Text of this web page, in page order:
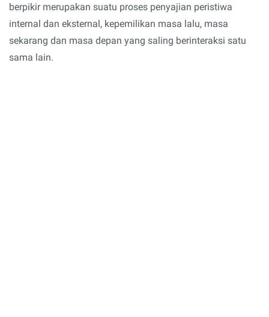
berpikir merupakan suatu proses penyajian peristiwa
internal dan eksternal, kepemilikan masa lalu, masa
sekarang dan masa depan yang saling berinteraksi satu
sama lain.